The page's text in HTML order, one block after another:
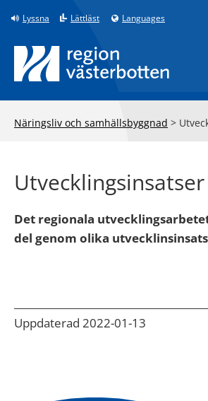
Till innehåll på sidan
Lyssna Lättläst Languages
Näringsliv och samhällsbyggnad >
Utvecklingsinsatser
Det regionala
del genom olika
Uppdaterad 2022-01-13